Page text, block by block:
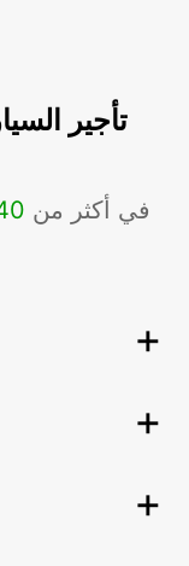
تأجير
موقعًا لشركة Europcar في أكثر من